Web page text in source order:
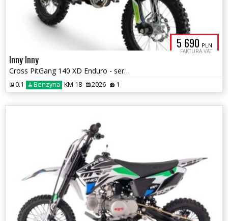
5 690 PLN
FAKTURA VAT
Inny Inny
Cross PitGang 140 XD Enduro - serwis startowy gratis !!!
0.1 Benzyna KM 18 2026 1